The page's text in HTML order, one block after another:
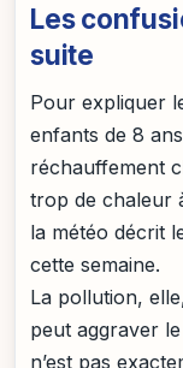
Les
suite
Pour expliquer
enfants de 8
réchauffement
trop de chaleur
la météo décrit
cette semaine.
La pollution,
peut aggraver
n’est pas